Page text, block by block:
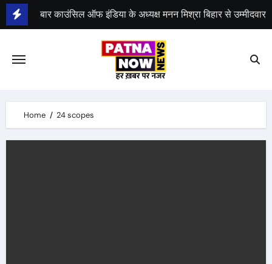
Skip
to
बार काउंसिल ऑफ इंडिया के अध्यक्ष मनन मिश्रा बिहार से उम्मीदवार
भीम सेना का भारत बंद, राजद का बंद को समर्थन
Home 24 scopes